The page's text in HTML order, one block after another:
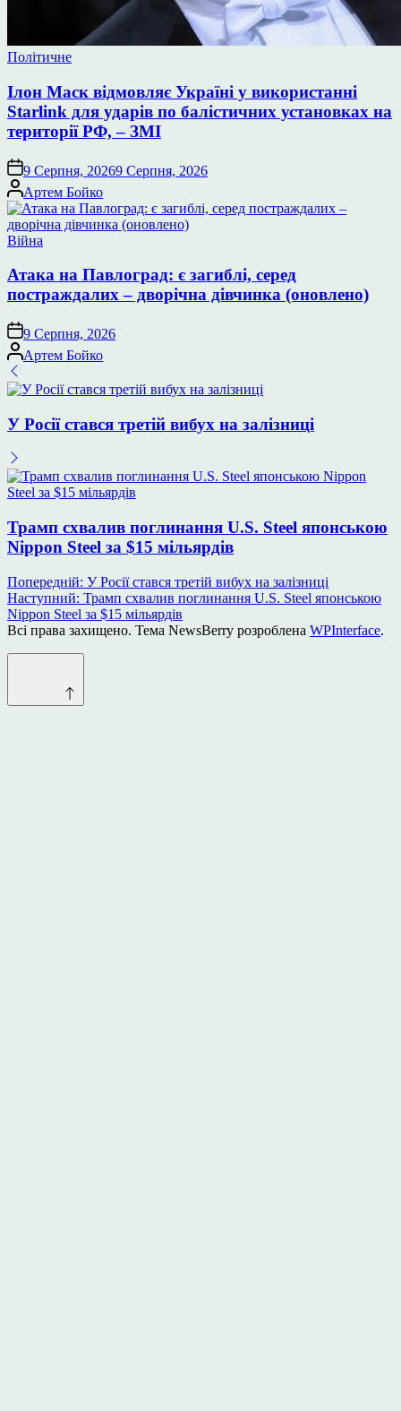
Опублікувати
Політичне
Ілон Маск відмовляє Україні у використанні
Starlink для ударів по балістичних установках на
території РФ, – ЗМІ
9 Серпня, 20269 Серпня, 2026
Опубліковано
Артем Бойко
Опублікувати
Війна
Атака на Павлоград: є загиблі, серед
постраждалих – дворічна дівчинка (оновлено)
9 Серпня, 2026
Опубліковано
Артем Бойко
У Росії стався третій вибух на залізниці
Трамп схвалив поглинання U.S. Steel японською
Nippon Steel за $15 мільярдів
Навігація
записів
Попередній: У Росії стався третій вибух на залізниці
Наступний: Трамп схвалив поглинання U.S. Steel японською
Nippon Steel за $15 мільярдів
Всі права захищено. Тема NewsBerry розроблена WPInterface.